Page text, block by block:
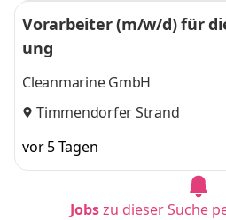
Vorarbeiter (m/w/d) für
ung
Cleanmarine GmbH
Timmendorfer Strand
vor 5 Tagen
Jobszu dieser Suche